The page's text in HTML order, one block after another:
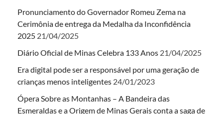
Pronunciamento do Governador Romeu Zema na
Cerimônia de entrega da Medalha da Inconfidência
2025 21/04/2025
Diário Oficial de Minas Celebra 133 Anos 21/04/2025
Era digital pode ser a responsável por uma geração de
crianças menos inteligentes 24/01/2023
Ópera Sobre as Montanhas – A Bandeira das
Esmeraldas e a Origem de Minas Gerais conta a saga de